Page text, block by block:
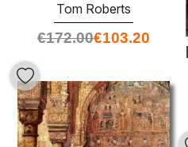
Tom Roberts
€172.00€103.20